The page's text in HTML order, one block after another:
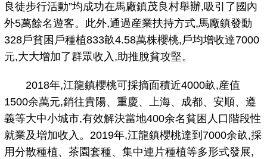
良徒步行活動”均成功在馬廠鎮茂良村舉辦,吸引了國內
外5萬餘名遊客。此外,通過産業扶持方式,馬廠鎮發動
328戶貧困戶種植833畝4.58萬株櫻桃,戶均增收達7000
元,大大增加了群眾收入,助推脫貧攻堅。
2018年,江龍鎮櫻桃可採摘面積近4000畝,産值
1500余萬元,銷往貴陽、重慶、上海、成都、安順、遵
義等大中小城市,有效解決當地400余名貧困人口階段性
就業及增加收入。2019年,江龍鎮櫻桃達到7000余畝,採
用分散種植、茶園套種、集中連片種植等多形式發展,